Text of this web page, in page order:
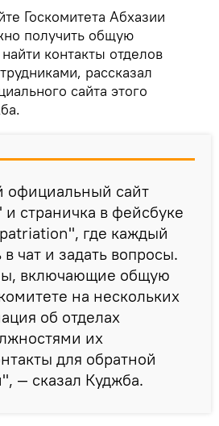
Госкомитета Абхазии
получить общую
контакты отделов
рассказал
сайта этого
официальный сайт
страничка в фейсбуке
где каждый
чат и задать вопросы.
включающие общую
на нескольких
об отделах
их
для обратной
— сказал Куджба.